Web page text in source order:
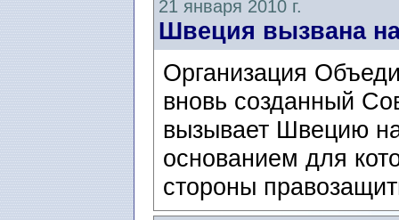
21 января 2010 г.
Швеция вызвана
Организация
вновь созданный
вызывает Швецию
основанием для
стороны